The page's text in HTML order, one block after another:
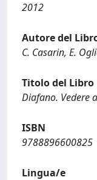
2012
Autore del
C. Casarin, E.
Titolo del Libro
Diafano. Vedere
ISBN
9788896600825
Lingua/e